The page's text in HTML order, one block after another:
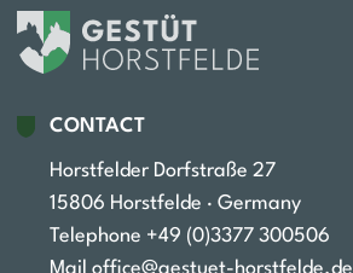
CONTACT
Horstfelder Dorfstraße 27
15806 Horstfelde · Germany
Telephone +49 (0)3377 300506‬
Mail office@gestuet-horstfelde.de